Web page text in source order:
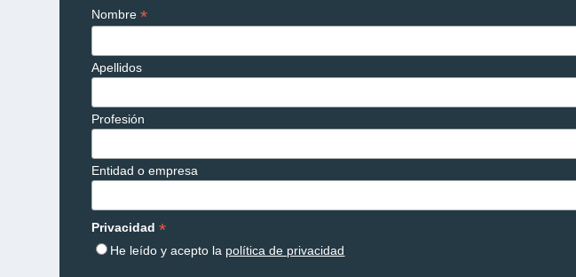
Nombre*
Apellidos
Profesión
Entidad o empresa
Privacidad*
He leído y acepto la política de privacidad